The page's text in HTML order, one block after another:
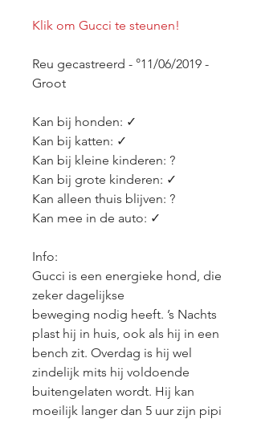
Klik om Gucci te steunen!
Reu gecastreerd - °11/06/2019 -
Groot
Kan bij honden: ✓
Kan bij katten: ✓
Kan bij kleine kinderen: ?
Kan bij grote kinderen: ✓
Kan alleen thuis blijven: ?
Kan mee in de auto: ✓
Info:
Gucci is een energieke hond, die
zeker dagelijkse
beweging nodig heeft. ’s Nachts
plast hij in huis, ook als hij in een
bench zit. Overdag is hij wel
zindelijk mits hij voldoende
buitengelaten wordt. Hij kan
moeilijk langer dan 5 uur zijn pipi